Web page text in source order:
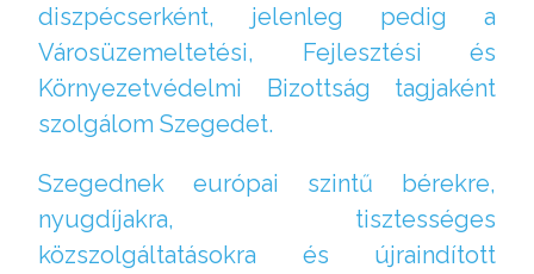
diszpécserként, jelenleg pedig a
Városüzemeltetési, Fejlesztési és
Környezetvédelmi Bizottság tagjaként
szolgálom Szegedet.
Szegednek európai szintű bérekre,
nyugdíjakra, tisztességes
közszolgáltatásokra és újraindított